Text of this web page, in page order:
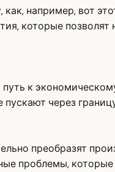
например, вот
которые
к
через
преобразят
проблемы,